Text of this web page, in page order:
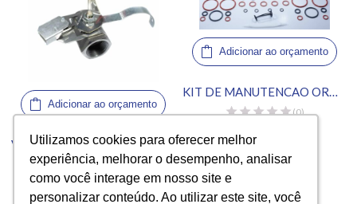
Utilizamos cookies para oferecer melhor
experiência, melhorar o desempenho, analisar
como você interage em nosso site e
personalizar conteúdo. Ao utilizar este site, você
Utilizamos cookies para oferecer melhor
experiência, melhorar o desempenho, analisar
como você interage em nosso site e
personalizar conteúdo. Ao utilizar este site, você
Adicionar ao orçamento
VÁLVULA DRENAGEM 1.25″ FULL VAT COMPLETA H50
(0)
Adicionar ao orçamento
KIT DE MANUTENCAO ORINGS C712
(0)
VISTO RECENTEMENTE